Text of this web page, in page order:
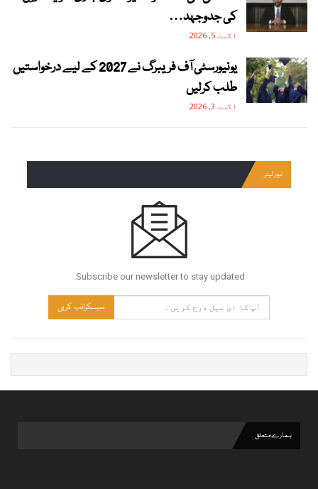
کی جدوجہد…
اگست 5, 2026
یونیورسٹی آف فریبرگ نے 2027 کے لیے درخواستیں
طلب کرلیں
اگست 3, 2026
نیوز لیٹر
Subscribe our newsletter to stay updated.
سبسکرائب کریں
ہمارے متعلق